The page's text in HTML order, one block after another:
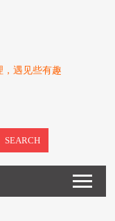
，遇见些有趣
SEARCH